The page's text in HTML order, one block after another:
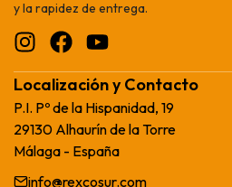
y la rapidez de entrega.
Localización y Contacto
P.I. Pº de la Hispanidad, 19
29130 Alhaurín de la Torre
Málaga - España
info@rexcosur.com